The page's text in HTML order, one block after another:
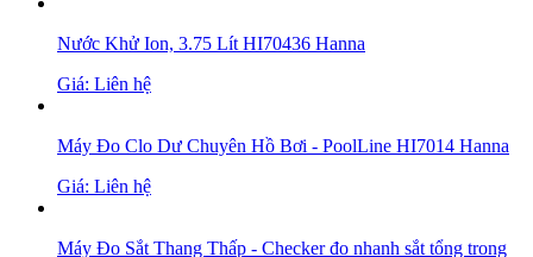
Nước Khử Ion, 3.75 Lít HI70436 Hanna
Giá: Liên hệ
Máy Đo Clo Dư Chuyên Hồ Bơi - PoolLine HI7014 Hanna
Giá: Liên hệ
Máy Đo Sắt Thang Thấp - Checker đo nhanh sắt tổng trong